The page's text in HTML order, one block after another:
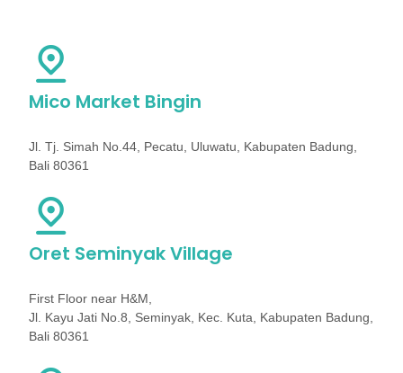
Mico Market Bingin
Jl. Tj. Simah No.44, Pecatu, Uluwatu, Kabupaten Badung,
Bali 80361
Oret Seminyak Village
First Floor near H&M,
Jl. Kayu Jati No.8, Seminyak, Kec. Kuta, Kabupaten Badung,
Bali 80361